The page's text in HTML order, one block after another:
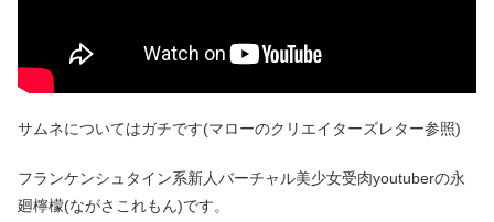
サムネについてはガチです(マローのクリエイターズレター参照)
フランケンシュタイン系新人バーチャル美少女受肉youtuberの永
廻檸檬(ながさこれもん)です。